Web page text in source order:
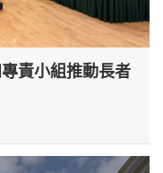
責小組推動長者